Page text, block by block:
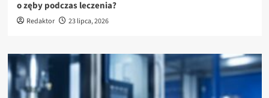
o zęby podczas leczenia?
Redaktor 23 lipca, 2026